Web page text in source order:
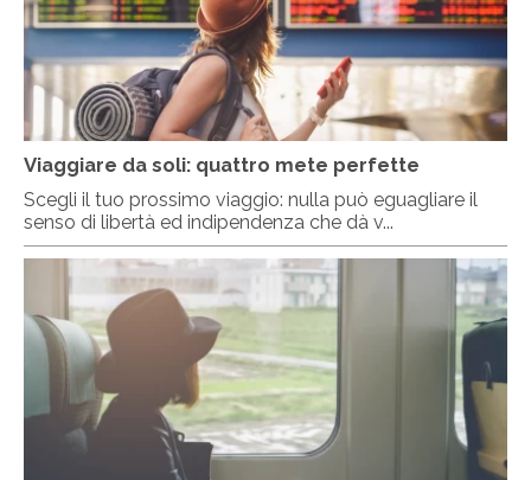
Viaggiare da soli: quattro mete perfette
Scegli il tuo prossimo viaggio: nulla può eguagliare il
senso di libertà ed indipendenza che dà v...